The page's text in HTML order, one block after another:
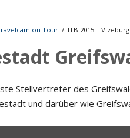
on Tour / ITB 2015 –
Stellvertreter des
und darüber wie